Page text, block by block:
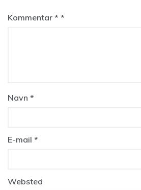
Kommentar *
Navn *
E-mail *
Websted